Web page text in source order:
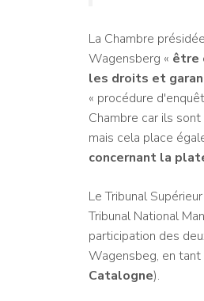
La Chambre
Wagensberg « être
les droits et
« procédure
Chambre car ils
mais cela place
concernant la
Le Tribunal
Tribunal National
participation des
Wagensbeg, en
Catalogne).